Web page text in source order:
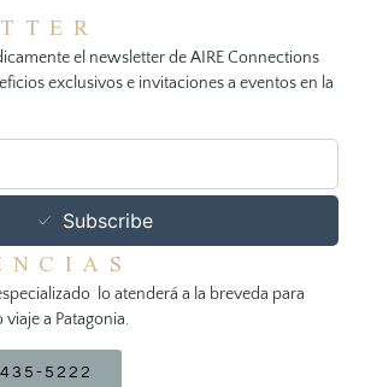
el newsletter de AIRE Connections
exclusivos e invitaciones a eventos en la
Subscribe
lo atenderá a la breveda para
a Patagonia.
5222